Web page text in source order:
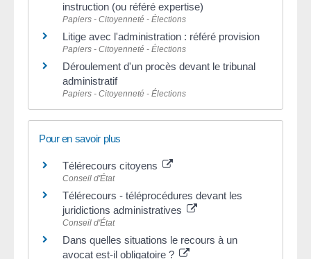
instruction (ou référé expertise)
Papiers - Citoyenneté - Élections
Litige avec l'administration : référé provision
Papiers - Citoyenneté - Élections
Déroulement d'un procès devant le tribunal
administratif
Papiers - Citoyenneté - Élections
Pour en savoir plus
Télérecours citoyens
Conseil d'État
Télérecours - téléprocédures devant les
juridictions administratives
Conseil d'État
Dans quelles situations le recours à un
avocat est-il obligatoire ?